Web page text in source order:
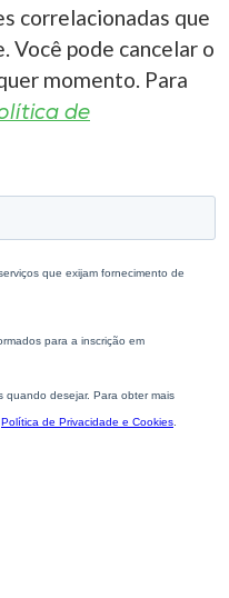
correlacionadas que
Você pode cancelar o
momento. Para
de